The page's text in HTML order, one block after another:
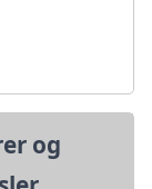
og